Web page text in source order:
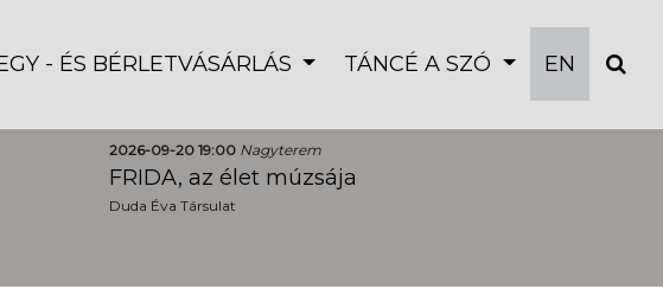
- ÉS BÉRLETVÁSÁRLÁS TÁNCÉ A SZÓ EN
2026-09-20 19:00 Nagyterem
FRIDA, az élet múzsája
Duda Éva Társulat